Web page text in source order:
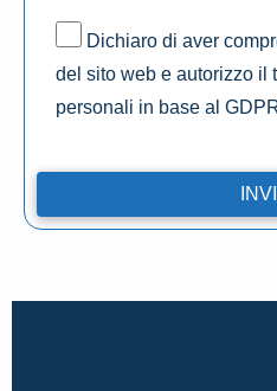
Dichiaro di aver
del sito web e autorizzo il
personali in base al